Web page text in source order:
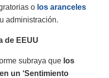
o los aranceles
administración.
de EEUU
subraya que los
un ‘Sentimiento